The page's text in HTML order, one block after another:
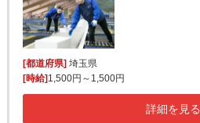
[都道府県]埼玉県
[時給]1,500円～1,500円
詳細を見る